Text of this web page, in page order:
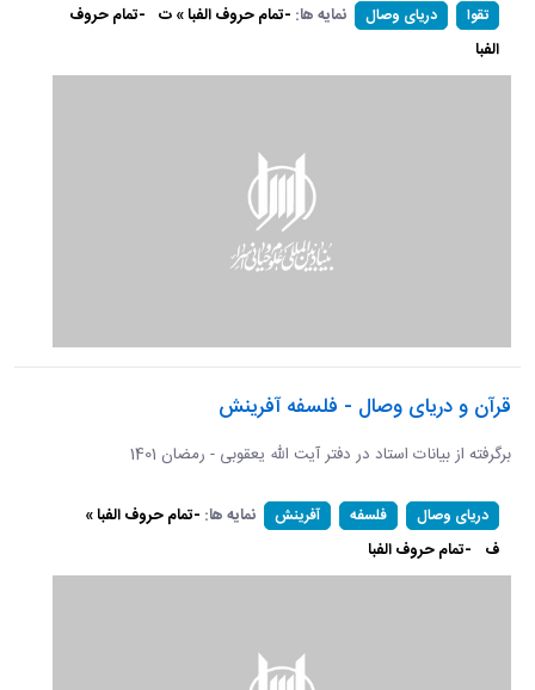
تقوا دریای وصال نمایه ها: -تمام حروف الفبا » ت -تمام حروف
الفبا
قرآن و دریای وصال - فلسفه آفرینش
برگرفته از بیانات استاد در دفتر آیت الله یعقوبی - رمضان 1401
دریای وصال فلسفه آفرینش نمایه ها: -تمام حروف الفبا »
ف -تمام حروف الفبا